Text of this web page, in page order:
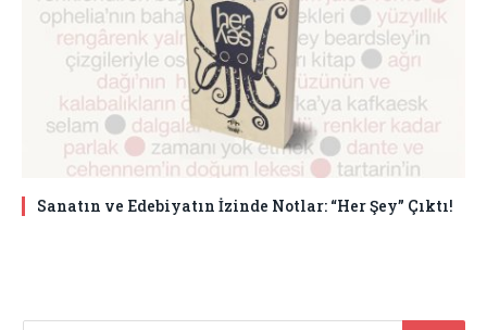
Sanatın ve Edebiyatın İzinde Notlar: “Her Şey” Çıktı!